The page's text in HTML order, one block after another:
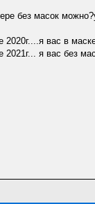
без масок
2020г....я вас в
2021г... я вас без